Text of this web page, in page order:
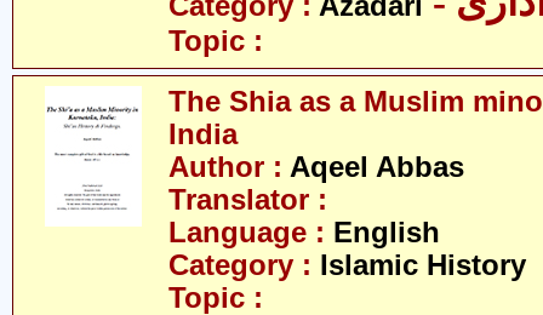
Topic :
The Shia as a Muslim
India
Author : Aqeel Abbas
Translator :
Language : English
Category : Islamic History
Topic :